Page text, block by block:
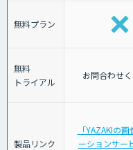
無料プラン
無料
トライアル
お問合わせ
製品リンク
「YAZAKIの
ーションサー